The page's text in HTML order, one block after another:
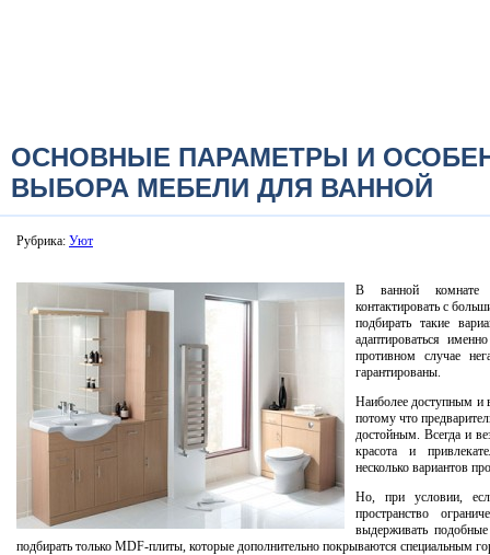
ОСНОВНЫЕ ПАРАМЕТРЫ И
ВЫБОРА МЕБЕЛИ ДЛЯ ВАННОЙ
Рубрика: Уют
В ванной комнате
контактировать с
подбирать такие
адаптироваться
противном случае
гарантированы.
Наиболее доступным и
потому что
достойным. Всегда и
красота и
несколько вариантов
Но, при условии,
пространство
выдерживать
подбирать только MDF-плиты, которые дополнительно покрываются специальным